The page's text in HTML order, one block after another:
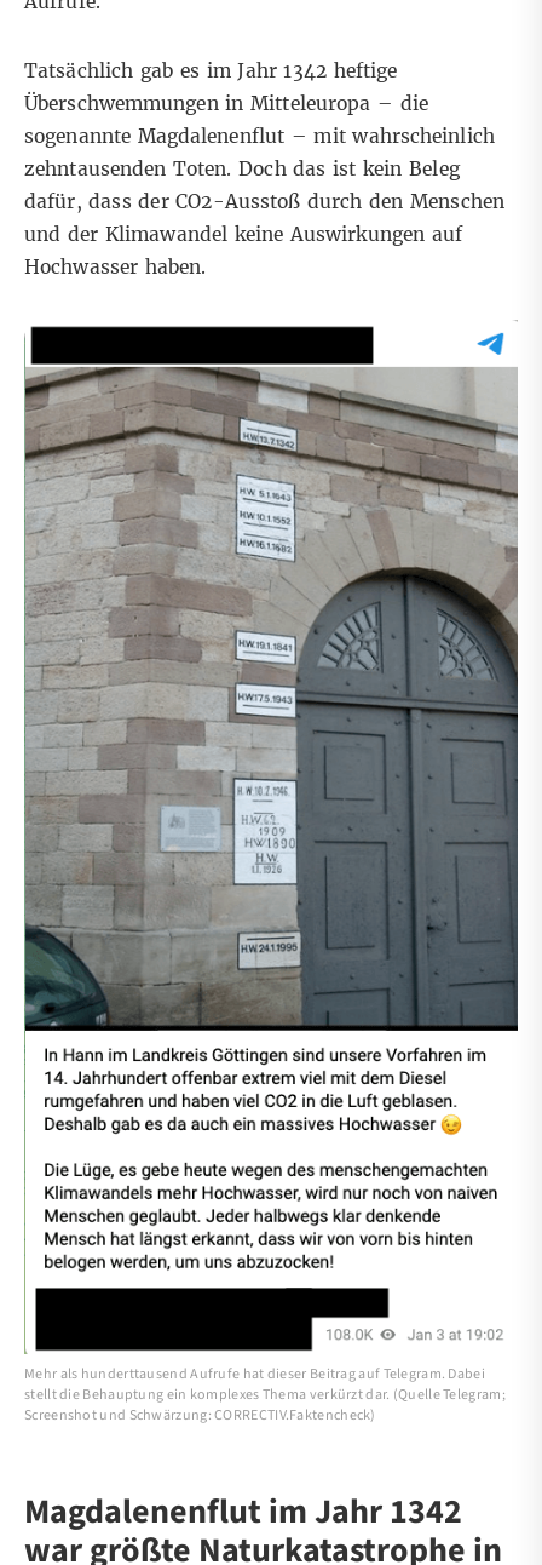
Tatsächlich gab es im Jahr 1342 heftige
Überschwemmungen in Mitteleuropa – die
sogenannte Magdalenenflut – mit wahrscheinlich
zehntausenden Toten. Doch das ist kein Beleg
dafür, dass der CO2-Ausstoß durch den Menschen
und der Klimawandel keine Auswirkungen auf
Hochwasser haben.
Mehr als hunderttausend Aufrufe hat dieser Beitrag auf Telegram. Dabei
stellt die Behauptung ein komplexes Thema verkürzt dar. (Quelle Telegram;
Screenshot und Schwärzung: CORRECTIV.Faktencheck)
Magdalenenflut im Jahr 1342
war größte Naturkatastrophe in